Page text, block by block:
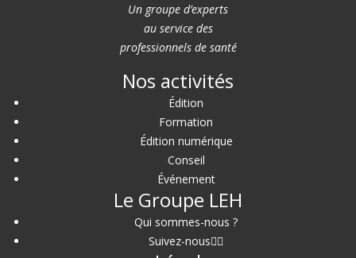
Un groupe d’experts
au service des
professionnels de santé
Nos activités
Édition
Formation
Édition numérique
Conseil
Événement
Le Groupe LEH
Qui sommes-nous ?
Suivez-nous